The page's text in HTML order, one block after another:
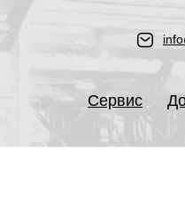
Сервис